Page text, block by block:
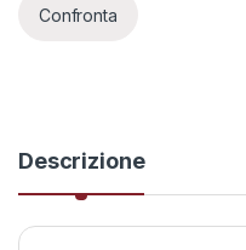
Confronta
Descrizione